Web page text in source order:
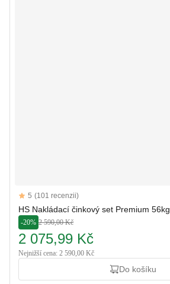
Reviews
5 out of 5 stars
5 (101 recenzii)
HS Nakládací činkový set Premium 56kg
-20% 2 590,00 Kč
2 075,99 Kč
Nejnižší cena: 2 590,00 Kč
Do košíku